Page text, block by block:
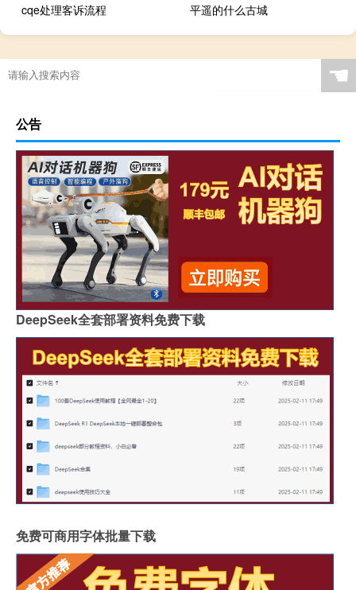
cqe处理客诉流程
平遥的什么古城
☚
公告
DeepSeek全套部署资料免费下载
免费可商用字体批量下载